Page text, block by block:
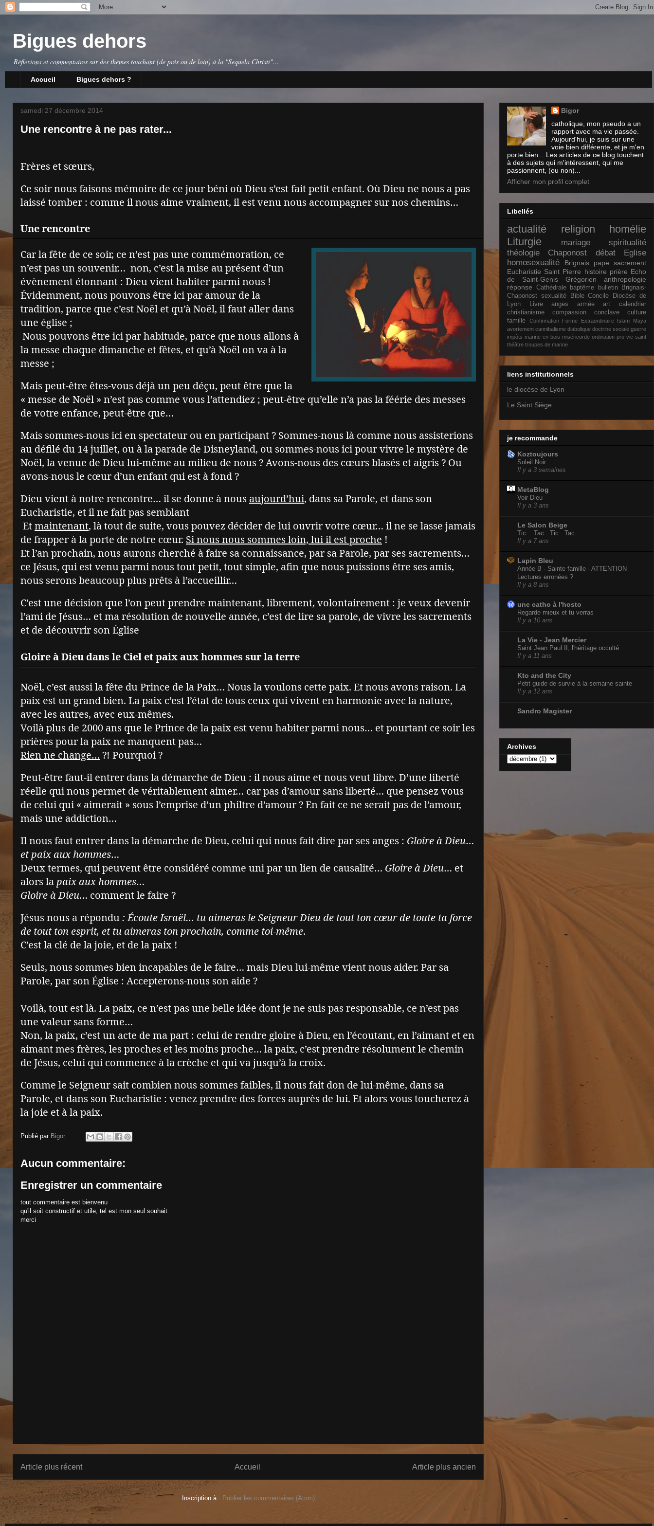
Bigues dehors
Réflexions et commentaires sur des thèmes touchant (de près ou de loin) à la "Sequela Christi"...
Accueil Bigues dehors ?
samedi 27 décembre 2014
Une rencontre à ne pas rater...
Frères et sœurs,
Ce soir nous faisons mémoire de ce jour béni où Dieu s’est fait petit enfant. Où Dieu ne nous a pas
laissé tomber : comme il nous aime vraiment, il est venu nous accompagner sur nos chemins…
Une rencontre
Car la fête de ce soir, ce n’est pas une commémoration, ce
n’est pas un souvenir… non, c’est la mise au présent d’un
évènement étonnant : Dieu vient habiter parmi nous !
Évidemment, nous pouvons être ici par amour de la
tradition, parce que c’est Noël et qu’à Noël, il faut aller dans
une église ;
Nous pouvons être ici par habitude, parce que nous allons à
la messe chaque dimanche et fêtes, et qu’à Noël on va à la
messe ;
Mais peut-être êtes-vous déjà un peu déçu, peut être que la
« messe de Noël » n’est pas comme vous l’attendiez ; peut-être qu’elle n’a pas la féérie des messes
de votre enfance, peut-être que…
Mais sommes-nous ici en spectateur ou en participant ? Sommes-nous là comme nous assisterions
au défilé du 14 juillet, ou à la parade de Disneyland, ou sommes-nous ici pour vivre le mystère de
Noël, la venue de Dieu lui-même au milieu de nous ? Avons-nous des cœurs blasés et aigris ? Ou
avons-nous le cœur d’un enfant qui est à fond ?
Dieu vient à notre rencontre… il se donne à nous aujourd’hui, dans sa Parole, et dans son
Eucharistie, et il ne fait pas semblant
Etmaintenant, là tout de suite, vous pouvez décider de lui ouvrir votre cœur… il ne se lasse jamais
de frapper à la porte de notre cœur. Si nous nous sommes loin, lui il est proche !
Et l’an prochain, nous aurons cherché à faire sa connaissance, par sa Parole, par ses sacrements…
ce Jésus, qui est venu parmi nous tout petit, tout simple, afin que nous puissions être ses amis,
nous serons beaucoup plus prêts à l’accueillir…
C’est une décision que l’on peut prendre maintenant, librement, volontairement : je veux devenir
l’ami de Jésus… et ma résolution de nouvelle année, c’est de lire sa parole, de vivre les sacrements
et de découvrir son Église
Gloire à Dieu dans le Ciel et paix aux hommes sur la terre
Noël, c’est aussi la fête du Prince de la Paix… Nous la voulons cette paix. Et nous avons raison. La
paix est un grand bien. La paix c’est l’état de tous ceux qui vivent en harmonie avec la nature,
avec les autres, avec eux-mêmes.
Voilà plus de 2000 ans que le Prince de la paix est venu habiter parmi nous… et pourtant ce soir les
prières pour la paix ne manquent pas…
Rien ne change… ?! Pourquoi ?
Peut-être faut-il entrer dans la démarche de Dieu : il nous aime et nous veut libre. D’une liberté
réelle qui nous permet de véritablement aimer… car pas d’amour sans liberté… que pensez-vous
de celui qui « aimerait » sous l’emprise d’un philtre d’amour ? En fait ce ne serait pas de l’amour,
mais une addiction…
Il nous faut entrer dans la démarche de Dieu, celui qui nous fait dire par ses anges : Gloire à Dieu…
et paix aux hommes…
Deux termes, qui peuvent être considéré comme uni par un lien de causalité… Gloire à Dieu… et
alors la paix aux hommes…
Gloire à Dieu… comment le faire ?
Jésus nous a répondu: Écoute Israël… tu aimeras le Seigneur Dieu de tout ton cœur de toute ta force
de tout ton esprit, et tu aimeras ton prochain, comme toi-même.
C’est la clé de la joie, et de la paix !
Seuls, nous sommes bien incapables de le faire… mais Dieu lui-même vient nous aider. Par sa
Parole, par son Église : Accepterons-nous son aide ?
Voilà, tout est là. La paix, ce n’est pas une belle idée dont je ne suis pas responsable, ce n’est pas
une valeur sans forme…
Non, la paix, c’est un acte de ma part : celui de rendre gloire à Dieu, en l’écoutant, en l’aimant et en
aimant mes frères, les proches et les moins proche… la paix, c’est prendre résolument le chemin
de Jésus, celui qui commence à la crèche et qui va jusqu’à la croix.
Comme le Seigneur sait combien nous sommes faibles, il nous fait don de lui-même, dans sa
Parole, et dans son Eucharistie : venez prendre des forces auprès de lui. Et alors vous toucherez à
la joie et à la paix.
Publié par Bigor
Aucun commentaire:
Enregistrer un commentaire
tout commentaire est bienvenu
qu'il soit constructif et utile, tel est mon seul souhait
merci
Article plus récent Article plus ancien
Accueil
Inscription à : Publier les commentaires (Atom)
Bigor
catholique, mon pseudo a un
rapport avec ma vie passée.
Aujourd'hui, je suis sur une
voie bien différente, et je m'en
porte bien... Les articles de ce blog touchent
à des sujets qui m'intéressent, qui me
passionnent, (ou non)...
Afficher mon profil complet
Libellés
actualité religion
homélie
Liturgie
mariage
spiritualité
théologie
Chaponost débat
Eglise
homosexualité
Brignais pape
sacrement
Eucharistie Saint Pierre histoire prière Echo
de Saint-Genis
Grégorien
anthropologie
réponse
Cathédrale baptême
bulletin Brignais-
Chaponost sexualité Bible Concile
Diocèse de
Lyon
Livre anges armée art
calendrier
christianisme
compassion conclave
culture
famille
Confirmation Forme Extraordinaire Islam
Maya
avortement cannibalisme diabolique doctrine sociale guerre
impôts marine en bois miséricorde ordination pro-vie saint
théâtre troupes de marine
liens institutionnels
le diocèse de Lyon
Le Saint Siège
je recommande
Koztoujours
Soleil Noir
Il y a 3 semaines
MetaBlog
Voir Dieu
Il y a 3 ans
Le Salon Beige
Tic... Tac...Tic...Tac...
Il y a 7 ans
Lapin Bleu
Année B - Sainte famille - ATTENTION
Lectures erronées ?
Il y a 8 ans
une catho à l'hosto
Regarde mieux et tu verras
Il y a 10 ans
La Vie - Jean Mercier
Saint Jean Paul II, l'héritage occulté
Il y a 11 ans
Kto and the City
Petit guide de survie à la semaine sainte
Il y a 12 ans
Sandro Magister
Archives